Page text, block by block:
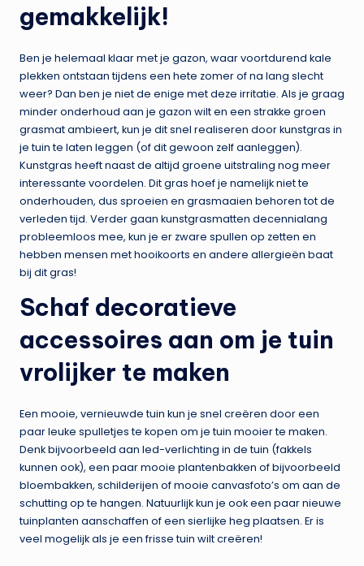
gemakkelijk!
Ben je helemaal klaar met je gazon, waar voortdurend kale
plekken ontstaan tijdens een hete zomer of na lang slecht
weer? Dan ben je niet de enige met deze irritatie. Als je graag
minder onderhoud aan je gazon wilt en een strakke groen
grasmat ambieert, kun je dit snel realiseren door kunstgras in
je tuin te laten leggen (of dit gewoon zelf aanleggen).
Kunstgras heeft naast de altijd groene uitstraling nog meer
interessante voordelen. Dit gras hoef je namelijk niet te
onderhouden, dus sproeien en grasmaaien behoren tot de
verleden tijd. Verder gaan kunstgrasmatten decennialang
probleemloos mee, kun je er zware spullen op zetten en
hebben mensen met hooikoorts en andere allergieën baat
bij dit gras!
Schaf decoratieve
accessoires aan om je tuin
vrolijker te maken
Een mooie, vernieuwde tuin kun je snel creëren door een
paar leuke spulletjes te kopen om je tuin mooier te maken.
Denk bijvoorbeeld aan led-verlichting in de tuin (fakkels
kunnen ook), een paar mooie plantenbakken of bijvoorbeeld
bloembakken, schilderijen of mooie canvasfoto’s om aan de
schutting op te hangen. Natuurlijk kun je ook een paar nieuwe
tuinplanten aanschaffen of een sierlijke heg plaatsen. Er is
veel mogelijk als je een frisse tuin wilt creëren!